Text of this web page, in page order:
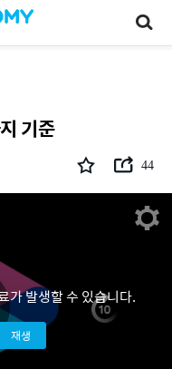
준
기준
44
가 발생할 수 있습니다.
재생